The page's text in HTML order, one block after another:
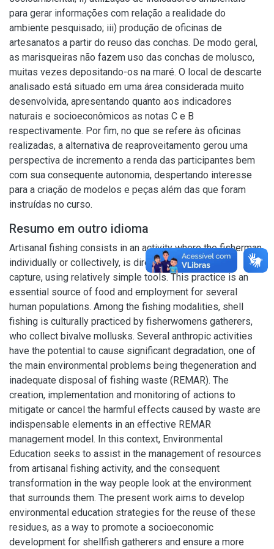
para gerar informações com relação a realidade do
ambiente pesquisado; iii) produção de oficinas de
artesanatos a partir do reuso das conchas. De modo geral,
as marisqueiras não fazem uso das conchas de molusco,
muitas vezes depositando-os na maré. O local de descarte
analisado está situado em uma área considerada muito
desenvolvida, apresentando quanto aos indicadores
naturais e socioeconômicos as notas C e B
respectivamente. Por fim, no que se refere às oficinas
realizadas, a alternativa de reaproveitamento gerou uma
perspectiva de incremento a renda das participantes bem
com sua consequente autonomia, despertando interesse
para a criação de modelos e peças além das que foram
instruídas no curso.
Resumo em outro idioma
Artisanal fishing consists in an activity where the fisherman,
individually or collectively, is directly involved in the
capture, using relatively simple tools. This practice is an
essential source of food and employment for several
human populations. Among the fishing modalities, shell
fishing is culturally practiced by fisherwomens gatherers,
who collect bivalve mollusks. Several anthropic activities
have the potential to cause significant degradation, one of
the main environmental problems being thegeneration and
inadequate disposal of fishing waste (REMAR). The
creation, implementation and monitoring of actions to
mitigate or cancel the harmful effects caused by waste are
indispensable elements in an effective REMAR
management model. In this context, Environmental
Education seeks to assist in the management of resources
from artisanal fishing activity, and the consequent
transformation in the way people look at the environment
that surrounds them. The present work aims to develop
environmental education strategies for the reuse of these
residues, as a way to promote a socioeconomic
development for shellfish gatherers and ensure a more